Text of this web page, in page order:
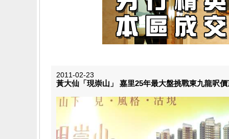
2011-02-23
黃大仙「現崇山」 嘉里25年最大盤挑戰東九龍呎